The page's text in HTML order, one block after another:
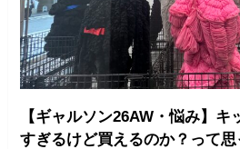
【ギャルソン26AW・悩み】
すぎるけど買えるのか？って